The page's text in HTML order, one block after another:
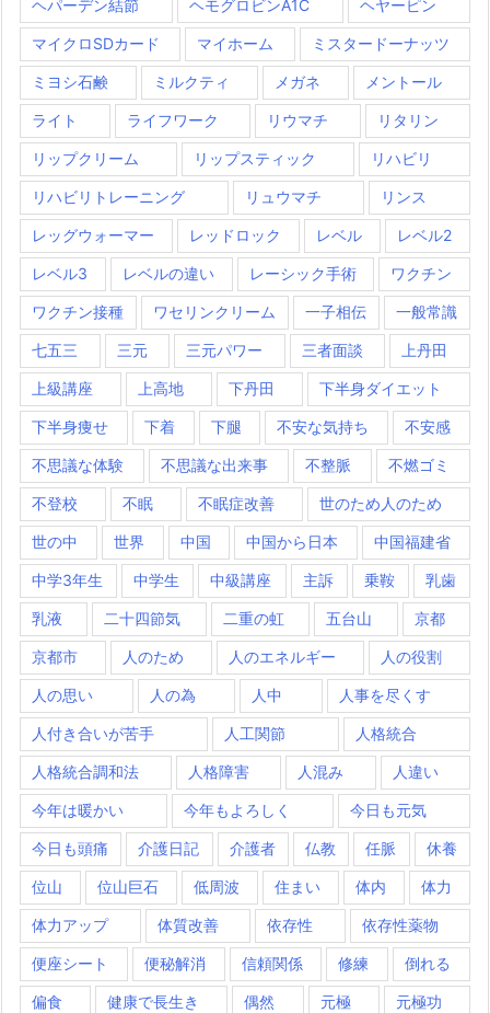
ヘパーデン結節 ヘモグロビンA1C ヘヤーピン
マイクロSDカード マイホーム ミスタードーナッツ
ミヨシ石鹸 ミルクティ メガネ メントール
ライト ライフワーク リウマチ リタリン
リップクリーム リップスティック リハビリ
リハビリトレーニング リュウマチ リンス
レッグウォーマー レッドロック レベル レベル2
レベル3 レベルの違い レーシック手術 ワクチン
ワクチン接種 ワセリンクリーム 一子相伝 一般常識
七五三 三元 三元パワー 三者面談 上丹田
上級講座 上高地 下丹田 下半身ダイエット
下半身痩せ 下着 下腿 不安な気持ち 不安感
不思議な体験 不思議な出来事 不整脈 不燃ゴミ
不登校 不眠 不眠症改善 世のため人のため
世の中 世界 中国 中国から日本 中国福建省
中学3年生 中学生 中級講座 主訴 乗鞍 乳歯
乳液 二十四節気 二重の虹 五台山 京都
京都市 人のため 人のエネルギー 人の役割
人の思い 人の為 人中 人事を尽くす
人付き合いが苦手 人工関節 人格統合
人格統合調和法 人格障害 人混み 人違い
今年は暖かい 今年もよろしく 今日も元気
今日も頭痛 介護日記 介護者 仏教 任脈 休養
位山 位山巨石 低周波 住まい 体内 体力
体力アップ 体質改善 依存性 依存性薬物
便座シート 便秘解消 信頼関係 修練 倒れる
偏食 健康で長生き 偶然 元極 元極功